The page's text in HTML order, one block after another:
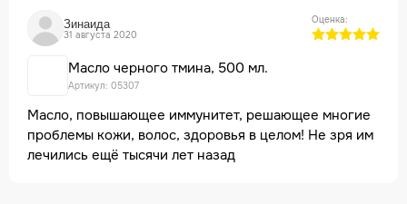
Зинаида
31 августа 2020
Оценка:
Масло черного тмина, 500 мл.
Артикул: 05307
Масло, повышающее иммунитет, решающее многие
проблемы кожи, волос, здоровья в целом! Не зря им
лечились ещё тысячи лет назад